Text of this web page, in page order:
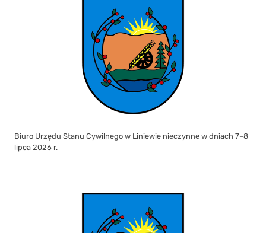
Biuro Urzędu Stanu Cywilnego w Liniewie nieczynne w dniach 7–8
lipca 2026 r.